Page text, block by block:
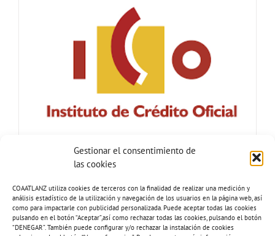
Gestionar el consentimiento de
las cookies
COAATLANZ utiliza cookies de terceros con la finalidad de realizar una medición y
análisis estadístico de la utilización y navegación de los usuarios en la página web, así
como para impactarle con publicidad personalizada. Puede aceptar todas las cookies
pulsando en el botón “Aceptar”,así como rechazar todas las cookies, pulsando el botón
“DENEGAR”. También puede configurar y/o rechazar la instalación de cookies